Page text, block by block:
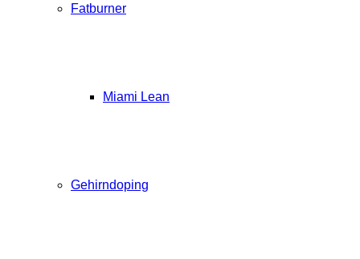
Fatburner
Miami Lean
Gehirndoping